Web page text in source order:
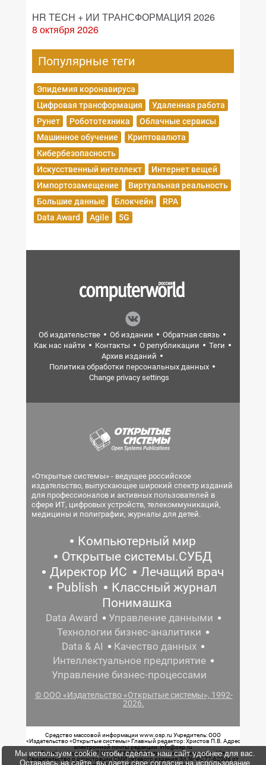
HR TECH + ИИ ТРАНСФОРМАЦИЯ 2026
8 октября 2026
Популярные теги
Эпидемия коронавируса
Цифровая трансформация
Удаленная работа
Рунет
Робототехника
Облачные сервисы
Машинное обучение
Криптовалюта
Кибербезопасность
Искусственный интеллект
Интернет вещей
Импортозамещение
Виртуальная реальность
Большие данные
Блокчейн
RPA
Data Award
Agile 5G
Об издательстве Об издании
Обратная связь
Как нас найти
Контакты О републикации
Теги
Архив изданий
Политика обработки персональных данных
Change privacy settings
«Открытые системы» - ведущее российское
издательство, выпускающее широкий спектр изданий
для профессионалов и активных пользователей в
сфере ИТ, цифровых устройств, телекоммуникаций,
медицины и полиграфии, журналы для детей.
Компьютерный мир
Открытые системы.СУБД
Директор ИС
Лечащий врач
Publish
Классный журнал
Понимашка
Data Award
Управление данными
Технологии бизнес-аналитики
Data & AI
Качество данных
Интеллектуальное предприятие
Управление бизнес-процессами
© ООО «Издательство «Открытые системы», 1992-
2026.
Средство массовой информации www.osp.ru Учредитель: ООО
«Издательство «Открытые системы» Главный редактор: Христов П.В. Адрес
электронной почты редакции: info@osp.ru
Телефон редакции: 7 (499) 703-18-54 Возрастная маркировка: 12+
Свидетельство о регистрации СМИ сетевого издания Эл.№ ФС77-62008 от
Мы используем cookie, чтобы сделать наш сайт удобнее для вас.
Оставаясь на сайте, вы даете свое согласие на использование